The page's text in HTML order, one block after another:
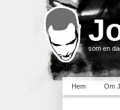
som en
Hem Om